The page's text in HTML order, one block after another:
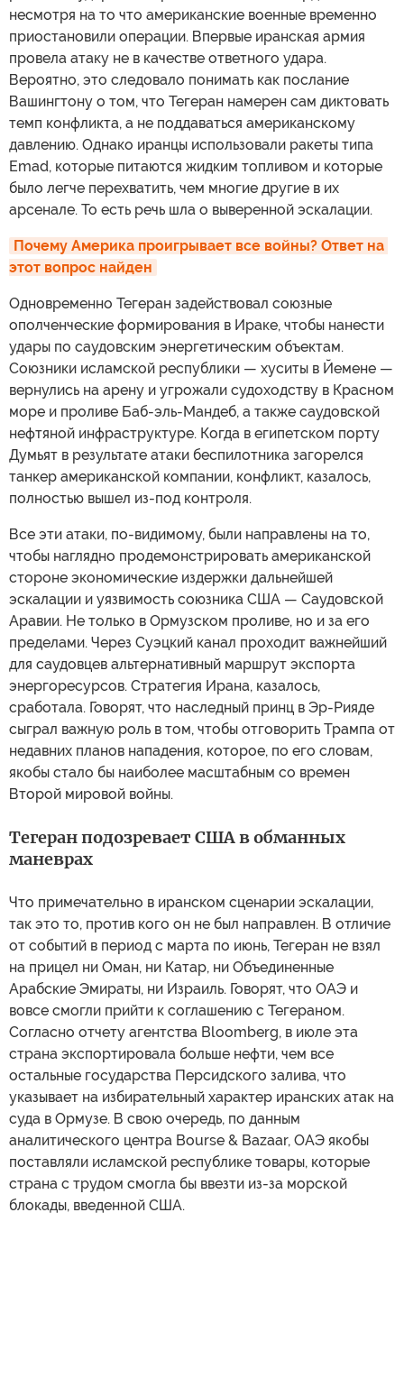
несмотря на то что американские военные временно
приостановили операции. Впервые иранская армия
провела атаку не в качестве ответного удара.
Вероятно, это следовало понимать как послание
Вашингтону о том, что Тегеран намерен сам диктовать
темп конфликта, а не поддаваться американскому
давлению. Однако иранцы использовали ракеты типа
Emad, которые питаются жидким топливом и которые
было легче перехватить, чем многие другие в их
арсенале. То есть речь шла о выверенной эскалации.
Почему Америка проигрывает все войны? Ответ на
этот вопрос найден
Одновременно Тегеран задействовал союзные
ополченческие формирования в Ираке, чтобы нанести
удары по саудовским энергетическим объектам.
Союзники исламской республики — хуситы в Йемене —
вернулись на арену и угрожали судоходству в Красном
море и проливе Баб-эль-Мандеб, а также саудовской
нефтяной инфраструктуре. Когда в египетском порту
Думьят в результате атаки беспилотника загорелся
танкер американской компании, конфликт, казалось,
полностью вышел из-под контроля.
Все эти атаки, по-видимому, были направлены на то,
чтобы наглядно продемонстрировать американской
стороне экономические издержки дальнейшей
эскалации и уязвимость союзника США — Саудовской
Аравии. Не только в Ормузском проливе, но и за его
пределами. Через Суэцкий канал проходит важнейший
для саудовцев альтернативный маршрут экспорта
энергоресурсов. Стратегия Ирана, казалось,
сработала. Говорят, что наследный принц в Эр-Рияде
сыграл важную роль в том, чтобы отговорить Трампа от
недавних планов нападения, которое, по его словам,
якобы стало бы наиболее масштабным со времен
Второй мировой войны.
Тегеран подозревает США в обманных
маневрах
Что примечательно в иранском сценарии эскалации,
так это то, против кого он не был направлен. В отличие
от событий в период с марта по июнь, Тегеран не взял
на прицел ни Оман, ни Катар, ни Объединенные
Арабские Эмираты, ни Израиль. Говорят, что ОАЭ и
вовсе смогли прийти к соглашению с Тегераном.
Согласно отчету агентства Bloomberg, в июле эта
страна экспортировала больше нефти, чем все
остальные государства Персидского залива, что
указывает на избирательный характер иранских атак на
суда в Ормузе. В свою очередь, по данным
аналитического центра Bourse & Bazaar, ОАЭ якобы
поставляли исламской республике товары, которые
страна с трудом смогла бы ввезти из-за морской
блокады, введенной США.